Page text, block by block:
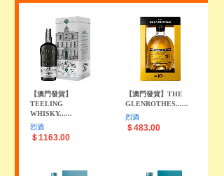
【澳門發貨】
TEELING
WHISKY......
烈酒
＄1163.00
【澳門發貨】THE
GLENROTHES......
烈酒
＄483.00